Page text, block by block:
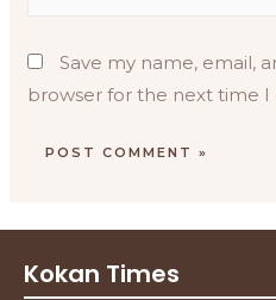
Save my name, email,
browser for the next time
Kokan Times